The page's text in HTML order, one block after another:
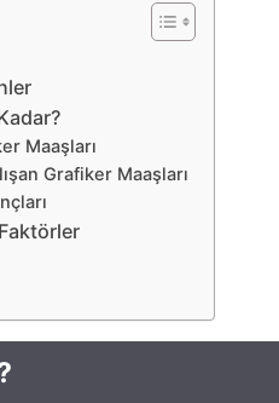
Maaşları
Grafiker Maaşları